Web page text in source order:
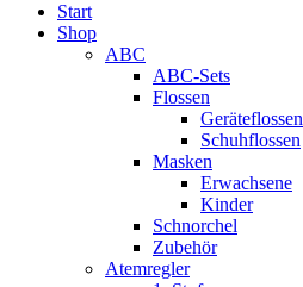
Start
Shop
ABC
ABC-Sets
Flossen
Geräteflossen
Schuhflossen
Masken
Erwachsene
Kinder
Schnorchel
Zubehör
Atemregler